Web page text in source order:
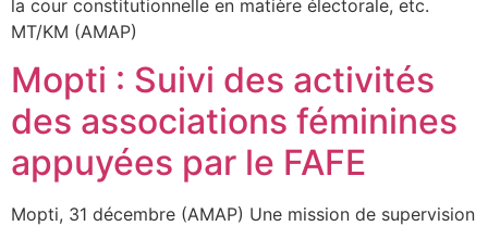
la cour constitutionnelle en matière électorale, etc.
MT/KM (AMAP)
Mopti : Suivi des activités
des associations féminines
appuyées par le FAFE
Mopti, 31 décembre (AMAP) Une mission de supervision